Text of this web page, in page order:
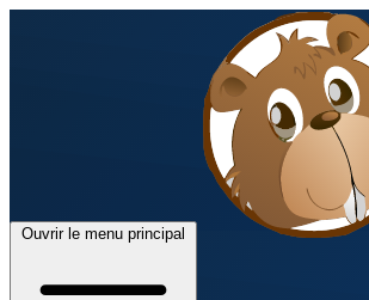
Ouvrir le menu principal